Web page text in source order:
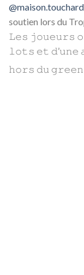
@maison.touchard
soutien lors du
𝙻𝚎𝚜 𝚓𝚘𝚞𝚎𝚞𝚛𝚜
𝚕𝚘𝚝𝚜 𝚎𝚝
𝚑𝚘𝚛𝚜 𝚍𝚞 𝚐𝚛𝚎𝚎𝚗